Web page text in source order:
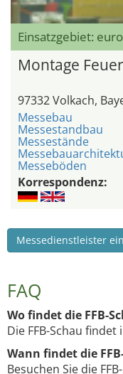
Einsatzgebiet:
Montage
97332 Volkach,
Messebau
Messestandbau
Messestände
Messeböden
Korrespondenz:
Messedienstleister
FAQ
Wo findet die FFB-
Die FFB-Schau
Wann findet die
Besuchen Sie die